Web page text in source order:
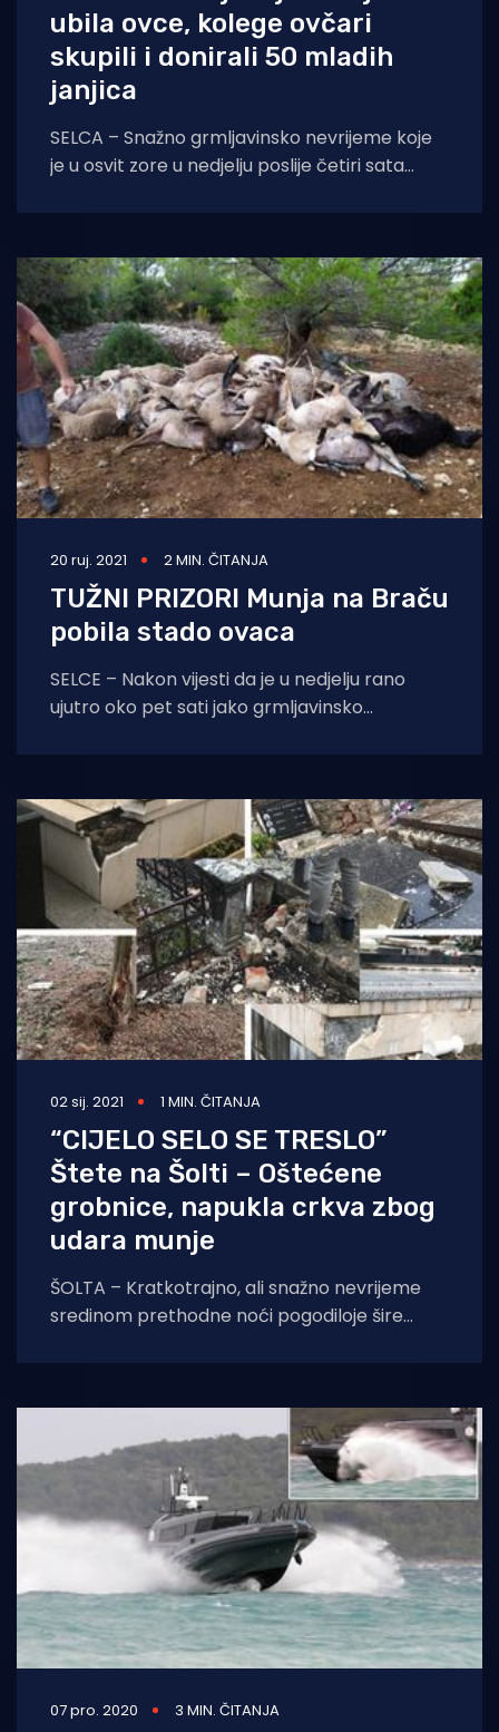
ubila ovce, kolege ovčari
skupili i donirali 50 mladih
janjica
SELCA – Snažno grmljavinsko nevrijeme koje
je u osvit zore u nedjelju poslije četiri sata
20 ruj. 2021 2 MIN. ČITANJA
TUŽNI PRIZORI Munja na Braču
pobila stado ovaca
SELCE – Nakon vijesti da je u nedjelju rano
ujutro oko pet sati jako grmljavinsko
oštetilo
02 sij. 2021 1 MIN. ČITANJA
“CIJELO SELO SE TRESLO”
Štete na Šolti – Oštećene
grobnice, napukla crkva zbog
udara munje
ŠOLTA – Kratkotrajno, ali snažno nevrijeme
sredinom prethodne noći pogodiloje šire
noći čuli neobične “detonacije”
07 pro. 2020 3 MIN. ČITANJA